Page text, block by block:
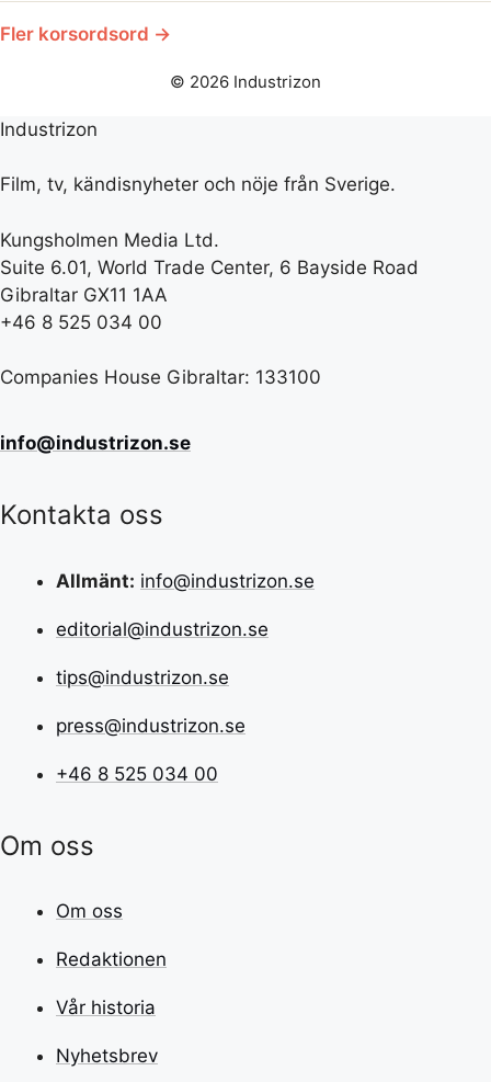
Fler korsordsord →
© 2026 Industrizon
Industrizon
Film, tv, kändisnyheter och nöje från Sverige.
Kungsholmen Media Ltd.
Suite 6.01, World Trade Center, 6 Bayside Road
Gibraltar GX11 1AA
+46 8 525 034 00
Companies House Gibraltar: 133100
info@industrizon.se
Kontakta oss
Allmänt: info@industrizon.se
editorial@industrizon.se
tips@industrizon.se
press@industrizon.se
+46 8 525 034 00
Om oss
Om oss
Redaktionen
Vår historia
Nyhetsbrev